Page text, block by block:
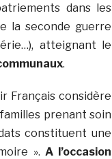
dans les
la seconde guerre
atteignant le
.
Français considère
prenant soin
constituent une
». A l’occasion